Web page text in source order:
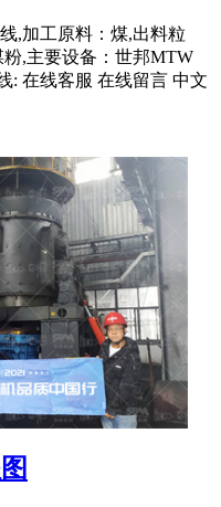
,加工原料：煤,出料粒
,主要设备：世邦MTW
: 在线客服 在线留言 中文